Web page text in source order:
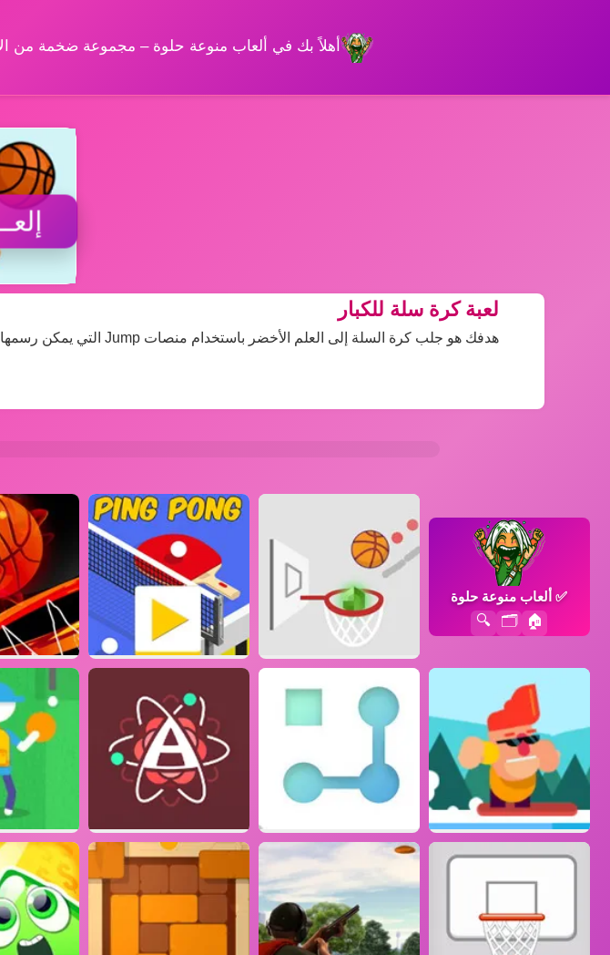
أهلاً بك في ألعاب منوعة حلوة – مجموعة ضخمة من
لعبة كرة سلة للكبار
هدفك هو جلب كرة السلة إلى العلم الأخضر باستخدام منصات Jump التي يمكن رسمها من قبل اللاعبين.
✅ألعاب منوعة حلوة
🏠
🗂️
🔍